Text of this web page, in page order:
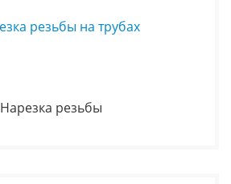
Нарезка резьбы